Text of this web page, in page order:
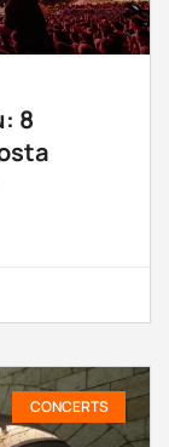
8
CONCERTS